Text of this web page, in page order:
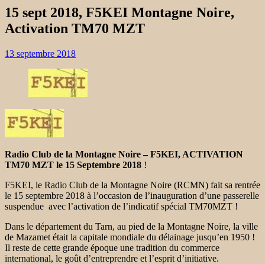
15 sept 2018, F5KEI Montagne Noire,
Activation TM70 MZT
13 septembre 2018
Radio Club de la Montagne Noire – F5KEI, ACTIVATION
TM70 MZT le 15 Septembre 2018 !
F5KEI, le Radio Club de la Montagne Noire (RCMN) fait sa rentrée
le 15 septembre 2018 à l’occasion de l’inauguration d’une passerelle
suspendue avec l’activation de l’indicatif spécial TM70MZT !
Dans le département du Tarn, au pied de la Montagne Noire, la ville
de Mazamet était la capitale mondiale du délainage jusqu’en 1950 !
Il reste de cette grande époque une tradition du commerce
international, le goût d’entreprendre et l’esprit d’initiative.